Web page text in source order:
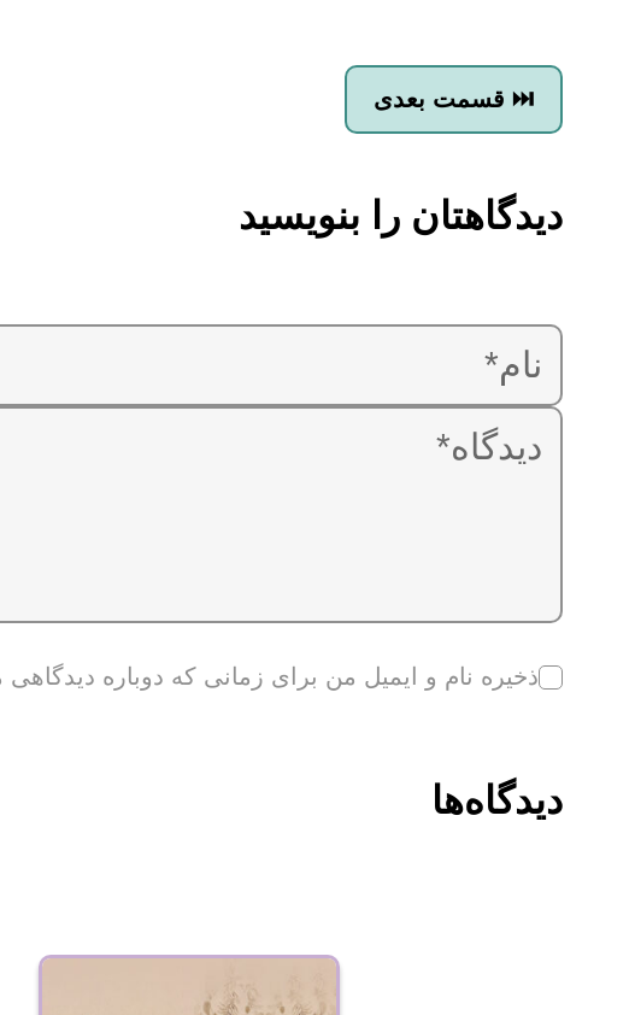
قسمت بعدی ⏭
دیدگاهتان را بنویسید
ذخیره نام و ایمیل من برای زمانی که دوباره
دیدگاه‌ها